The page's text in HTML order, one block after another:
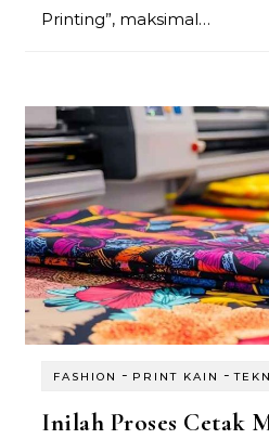
Printing”, maksimal…
FASHION - PRINT KAIN -
Inilah Proses Cetak